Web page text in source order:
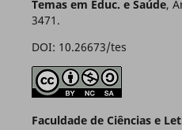
Temas em Educ. e Saúde,
3471.
DOI: 10.26673/tes
Faculdade de Ciências e